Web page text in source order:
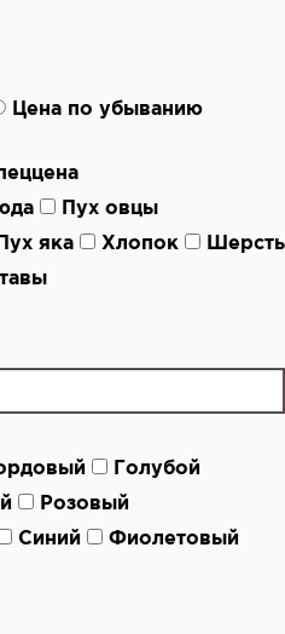
Цена по убыванию
Пух овцы
яка Хлопок
Шерсть
Голубой
Розовый
Синий
Фиолетовый